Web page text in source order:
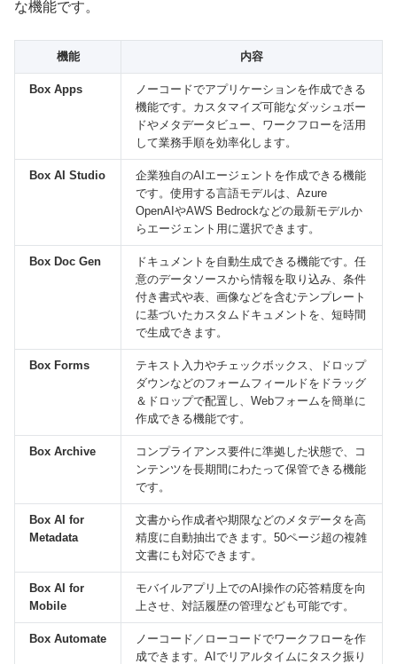
な機能です。
機能 内容
Box Apps
ノーコードでアプリケーションを作成できる
機能です。カスタマイズ可能なダッシュボー
ドやメタデータビュー、ワークフローを活用
して業務手順を効率化します。
Box AI Studio
企業独自のAIエージェントを作成できる機能
です。使用する言語モデルは、Azure
OpenAIやAWS Bedrockなどの最新モデルか
らエージェント用に選択できます。
Box Doc Gen
ドキュメントを自動生成できる機能です。任
意のデータソースから情報を取り込み、条件
付き書式や表、画像などを含むテンプレート
に基づいたカスタムドキュメントを、短時間
で生成できます。
Box Forms
テキスト入力やチェックボックス、ドロップ
ダウンなどのフォームフィールドをドラッグ
＆ドロップで配置し、Webフォームを簡単に
作成できる機能です。
Box Archive
コンプライアンス要件に準拠した状態で、コ
ンテンツを長期間にわたって保管できる機能
です。
Box AI for
Metadata
文書から作成者や期限などのメタデータを高
精度に自動抽出できます。50ページ超の複雑
文書にも対応できます。
Box AI for
Mobile
モバイルアプリ上でのAI操作の応答精度を向
上させ、対話履歴の管理なども可能です。
Box Automate
ノーコード／ローコードでワークフローを作
成できます。AIでリアルタイムにタスク振り